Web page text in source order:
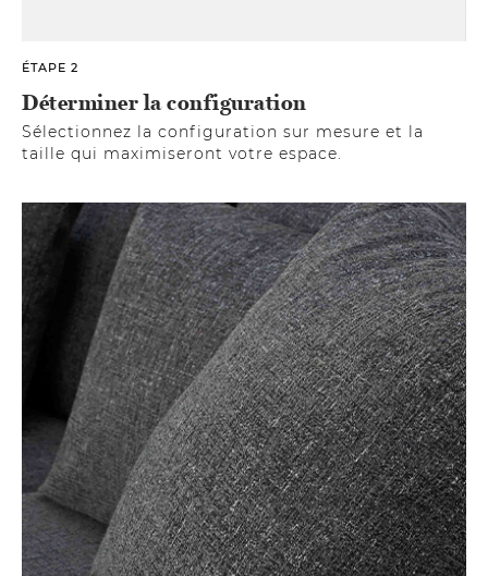
ÉTAPE 2
Déterminer la configuration
Sélectionnez la configuration sur mesure et la
taille qui maximiseront votre espace.